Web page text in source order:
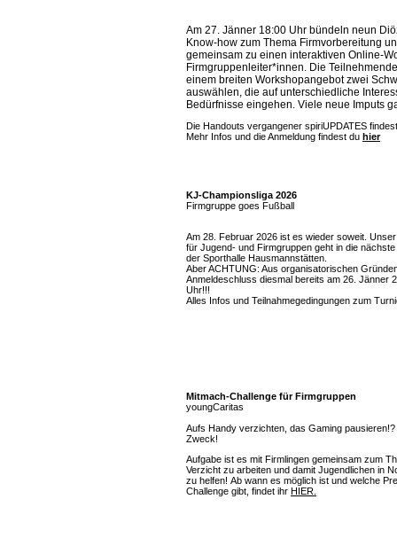
Am 27. Jänner 18:00 Uhr bündeln neun
Know-how zum Thema Firmvorbereitung
gemeinsam zu einen interaktiven Online-
Firmgruppenleiter*innen. Die
einem breiten Workshopangebot zwei
auswählen, die auf unterschiedliche
Bedürfnisse eingehen. Viele neue Imputs
Die Handouts vergangener spiriUPDATES
Mehr Infos und die Anmeldung findest du hier
KJ-Championsliga 2026
Firmgruppe goes Fußball
Am 28. Februar 2026 ist es wieder soweit.
für Jugend- und Firmgruppen geht in die
der Sporthalle Hausmannstätten.
Aber ACHTUNG: Aus organisatorischen
Anmeldeschluss diesmal bereits am 26. Jänner
Uhr!!!
Alles Infos und Teilnahmegedingungen zum
Mitmach-Challenge für Firmgruppen
youngCaritas
Aufs Handy verzichten, das Gaming
Zweck!
Aufgabe ist es mit Firmlingen gemeinsam zum
Verzicht zu arbeiten und damit Jugendlichen in
zu helfen! Ab wann es möglich ist und welche
Challenge gibt, findet ihr HIER.